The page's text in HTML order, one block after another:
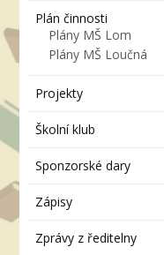
Plán činnosti
Plány MŠ Lom
Plány MŠ Loučná
Projekty
Školní klub
Sponzorské dary
Zápisy
Zprávy z ředitelny